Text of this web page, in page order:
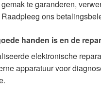
te garanderen,
ons
handen is en de
elektronische
apparatuur voor